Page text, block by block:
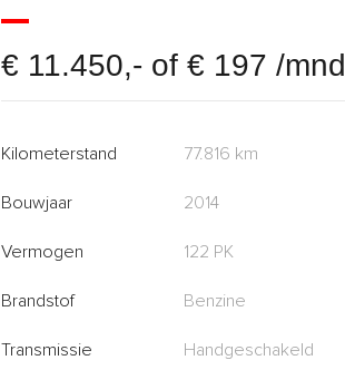
€ 11.450,- of € 197 /mnd
Kilometerstand 77.816 km
Bouwjaar 2014
Vermogen 122 PK
Brandstof Benzine
Transmissie Handgeschakeld